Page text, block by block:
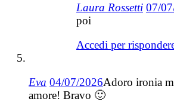
Laura Rossetti 07/
poi
Accedi per
Eva 04/07/2026Adoro ironia
amore! Bravo 🙂